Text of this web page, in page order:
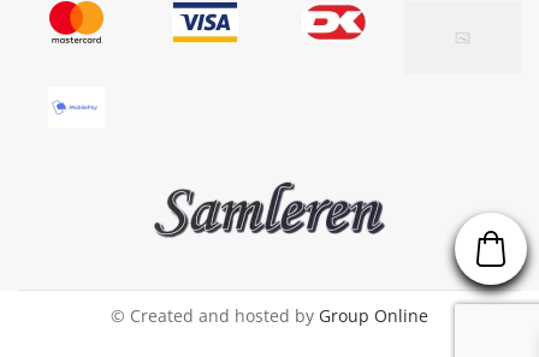
© Created and hosted by Group Online